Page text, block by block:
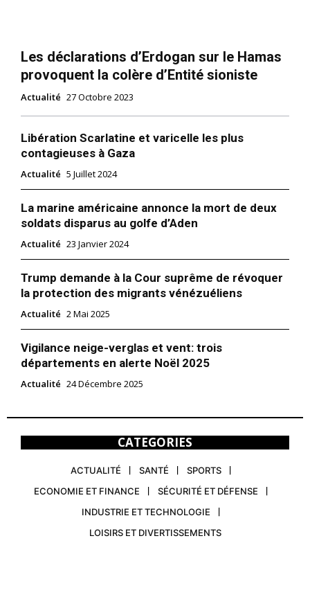
Les déclarations d’Erdogan sur le Hamas
provoquent la colère d’Entité sioniste
Actualité 27 Octobre 2023
Libération Scarlatine et varicelle les plus
contagieuses à Gaza
Actualité 5 Juillet 2024
La marine américaine annonce la mort de deux
soldats disparus au golfe d’Aden
Actualité 23 Janvier 2024
Trump demande à la Cour suprême de révoquer
la protection des migrants vénézuéliens
Actualité 2 Mai 2025
Vigilance neige-verglas et vent: trois
départements en alerte Noël 2025
Actualité 24 Décembre 2025
CATEGORIES
ACTUALITÉ SANTÉ
SPORTS
ECONOMIE ET FINANCE
SÉCURITÉ ET DÉFENSE
INDUSTRIE ET TECHNOLOGIE
LOISIRS ET DIVERTISSEMENTS